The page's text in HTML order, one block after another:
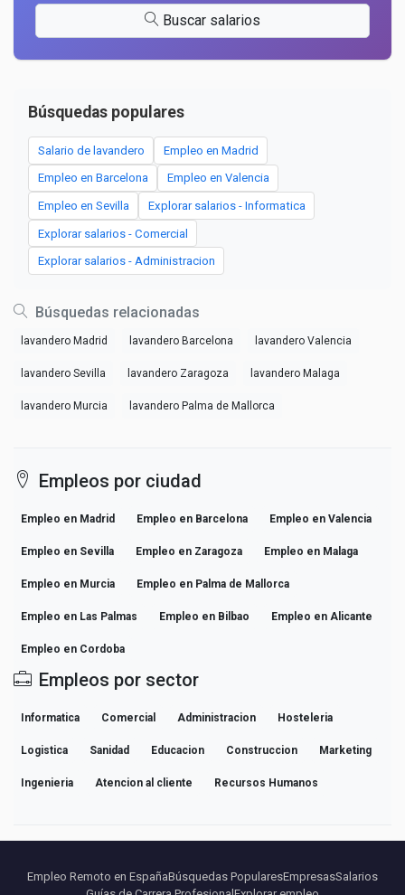
Buscar salarios
Búsquedas populares
Salario de lavandero Empleo en Madrid
Empleo en Barcelona Empleo en Valencia
Empleo en Sevilla Explorar salarios - Informatica
Explorar salarios - Comercial
Explorar salarios - Administracion
Búsquedas relacionadas
lavandero Madrid lavandero Barcelona lavandero Valencia
lavandero Sevilla lavandero Zaragoza lavandero Malaga
lavandero Murcia lavandero Palma de Mallorca
Empleos por ciudad
Empleo en Madrid Empleo en Barcelona Empleo en Valencia
Empleo en Sevilla Empleo en Zaragoza Empleo en Malaga
Empleo en Murcia Empleo en Palma de Mallorca
Empleo en Las Palmas Empleo en Bilbao Empleo en Alicante
Empleo en Cordoba
Empleos por sector
Informatica Comercial Administracion Hosteleria
Logistica Sanidad Educacion Construccion Marketing
Ingenieria Atencion al cliente Recursos Humanos
Empleo Remoto en EspañaBúsquedas PopularesEmpresasSalarios